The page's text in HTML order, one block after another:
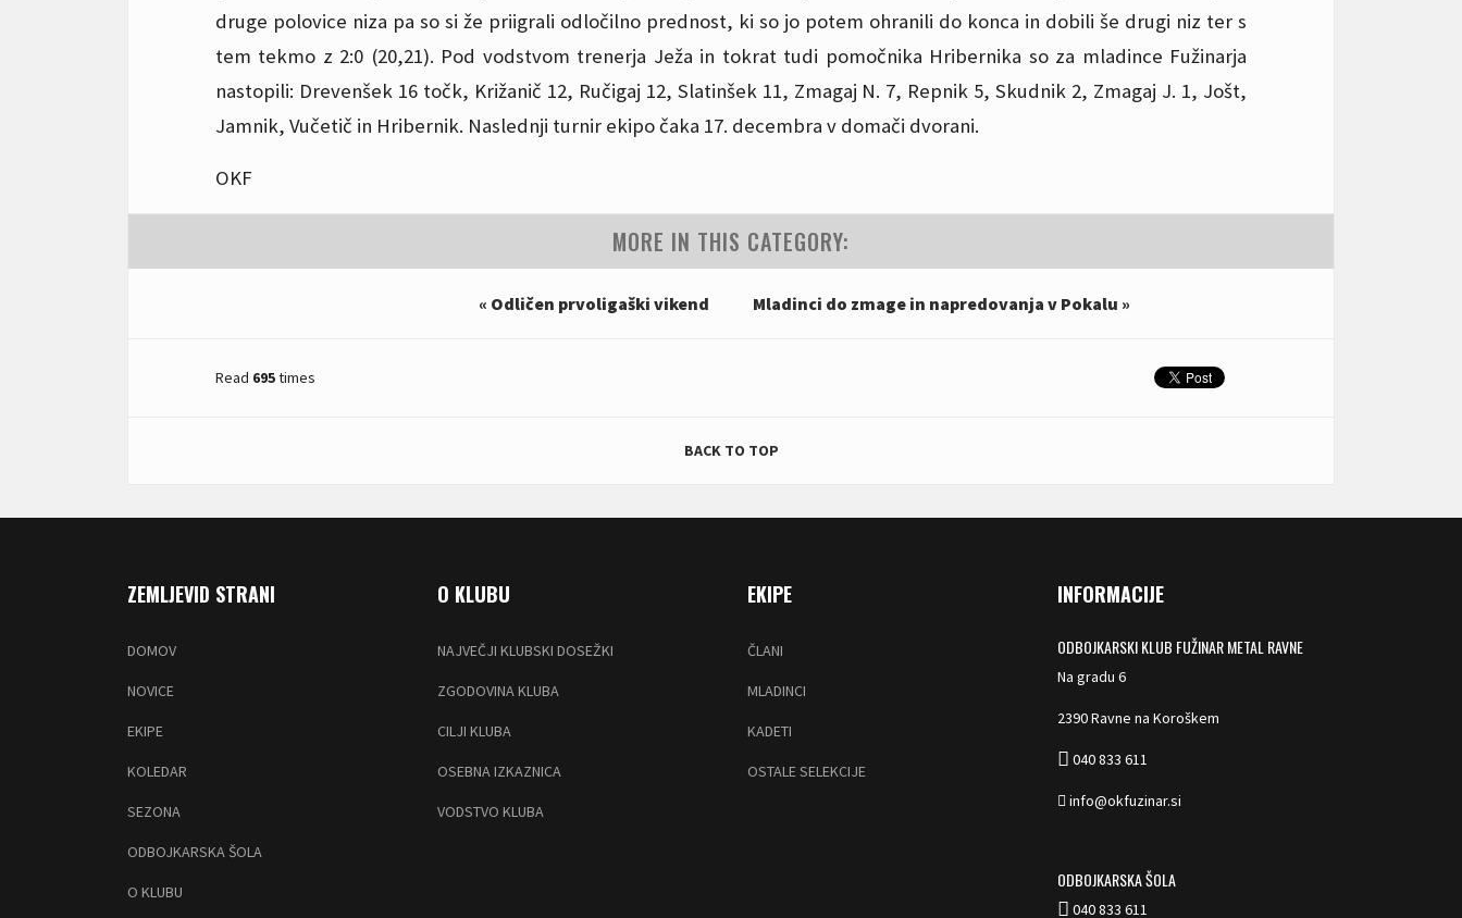
druge polovice niza pa so si že priigrali odločilno prednost, ki so jo potem ohranili do konca in dobili še drugi niz ter s
tem tekmo z 2:0 (20,21). Pod vodstvom trenerja Ježa in tokrat tudi pomočnika Hribernika so za mladince Fužinarja
nastopili: Drevenšek 16 točk, Križanič 12, Ručigaj 12, Slatinšek 11, Zmagaj N. 7, Repnik 5, Skudnik 2, Zmagaj J. 1, Jošt,
Jamnik, Vučetič in Hribernik. Naslednji turnir ekipo čaka 17. decembra v domači dvorani.
OKF
MORE IN THIS CATEGORY:
« Odličen prvoligaški vikend Mladinci do zmage in napredovanja v Pokalu »
Read 695times
BACK TO TOP
ZEMLJEVID STRANI
DOMOV
NOVICE
EKIPE
KOLEDAR
SEZONA
ODBOJKARSKA ŠOLA
O KLUBU
O KLUBU
NAJVEČJI KLUBSKI DOSEŽKI
ZGODOVINA KLUBA
CILJI KLUBA
OSEBNA IZKAZNICA
VODSTVO KLUBA
EKIPE
ČLANI
MLADINCI
KADETI
OSTALE SELEKCIJE
INFORMACIJE
ODBOJKARSKI KLUB FUŽINAR METAL RAVNE
Na gradu 6
2390 Ravne na Koroškem
040 833 611
info@okfuzinar.si
ODBOJKARSKA ŠOLA
040 833 611